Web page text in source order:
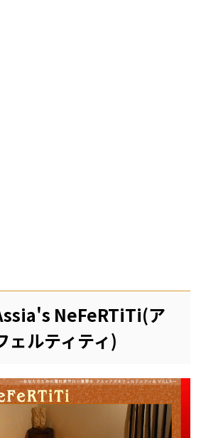
NeFeRTiTi(ア
ェルティティ)